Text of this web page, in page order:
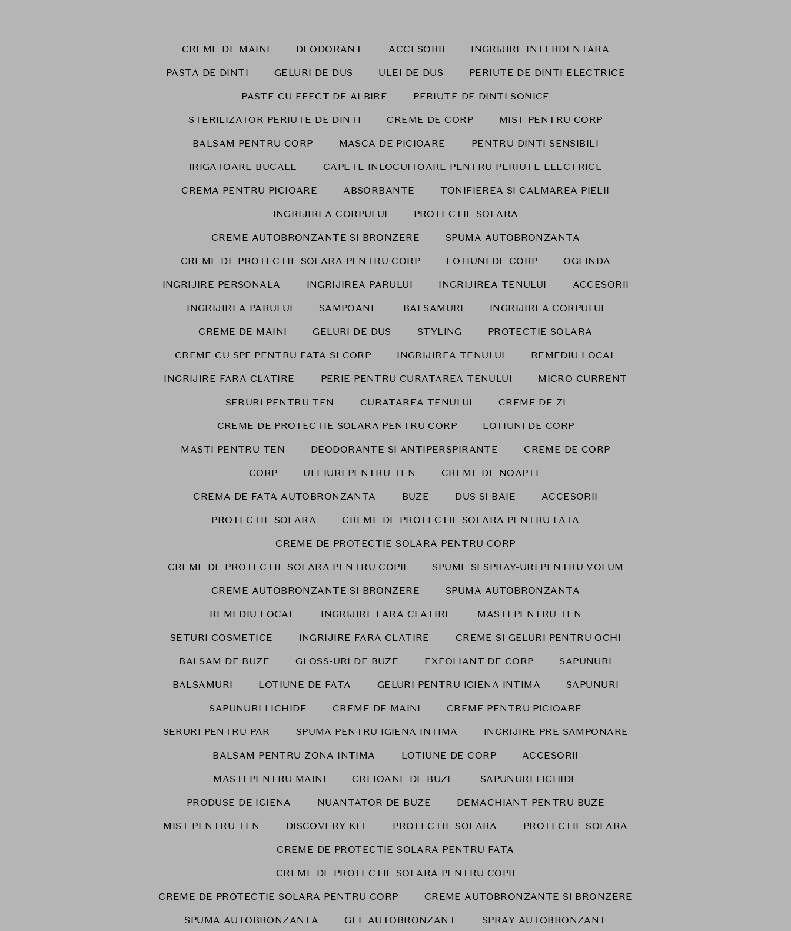
CREME DE MAINI DEODORANT ACCESORII
INGRIJIRE INTERDENTARA
PASTA DE DINTI
GELURI DE DUS ULEI DE DUS
PERIUTE DE DINTI ELECTRICE
PASTE CU EFECT DE ALBIRE
PERIUTE DE DINTI SONICE
STERILIZATOR PERIUTE DE DINTI
CREME DE CORP
MIST PENTRU CORP
BALSAM PENTRU CORP
MASCA DE PICIOARE
PENTRU DINTI SENSIBILI
IRIGATOARE BUCALE
CAPETE INLOCUITOARE PENTRU PERIUTE ELECTRICE
CREMA PENTRU PICIOARE
ABSORBANTE
TONIFIEREA SI CALMAREA PIELII
INGRIJIREA CORPULUI
PROTECTIE SOLARA
CREME AUTOBRONZANTE SI BRONZERE
SPUMA AUTOBRONZANTA
CREME DE PROTECTIE SOLARA PENTRU CORP
LOTIUNI DE CORP
OGLINDA
INGRIJIRE PERSONALA
INGRIJIREA PARULUI INGRIJIREA TENULUI
ACCESORII
INGRIJIREA PARULUI
SAMPOANE BALSAMURI
INGRIJIREA CORPULUI
CREME DE MAINI
GELURI DE DUS STYLING
PROTECTIE SOLARA
CREME CU SPF PENTRU FATA SI CORP
INGRIJIREA TENULUI
REMEDIU LOCAL
INGRIJIRE FARA CLATIRE
PERIE PENTRU CURATAREA TENULUI
MICRO CURRENT
SERURI PENTRU TEN
CURATAREA TENULUI
CREME DE ZI
CREME DE PROTECTIE SOLARA PENTRU CORP
LOTIUNI DE CORP
MASTI PENTRU TEN
DEODORANTE SI ANTIPERSPIRANTE
CREME DE CORP
CORP
ULEIURI PENTRU TEN
CREME DE NOAPTE
CREMA DE FATA AUTOBRONZANTA
BUZE DUS SI BAIE
ACCESORII
PROTECTIE SOLARA
CREME DE PROTECTIE SOLARA PENTRU FATA
CREME DE PROTECTIE SOLARA PENTRU CORP
CREME DE PROTECTIE SOLARA PENTRU COPII
SPUME SI SPRAY-URI PENTRU VOLUM
CREME AUTOBRONZANTE SI BRONZERE
SPUMA AUTOBRONZANTA
REMEDIU LOCAL
INGRIJIRE FARA CLATIRE
MASTI PENTRU TEN
SETURI COSMETICE
INGRIJIRE FARA CLATIRE
CREME SI GELURI PENTRU OCHI
BALSAM DE BUZE
GLOSS-URI DE BUZE EXFOLIANT DE CORP
SAPUNURI
BALSAMURI
LOTIUNE DE FATA GELURI PENTRU IGIENA INTIMA
SAPUNURI
SAPUNURI LICHIDE
CREME DE MAINI
CREME PENTRU PICIOARE
SERURI PENTRU PAR
SPUMA PENTRU IGIENA INTIMA
INGRIJIRE PRE SAMPONARE
BALSAM PENTRU ZONA INTIMA
LOTIUNE DE CORP
ACCESORII
MASTI PENTRU MAINI
CREIOANE DE BUZE
SAPUNURI LICHIDE
PRODUSE DE IGIENA
NUANTATOR DE BUZE
DEMACHIANT PENTRU BUZE
MIST PENTRU TEN
DISCOVERY KIT PROTECTIE SOLARA
PROTECTIE SOLARA
CREME DE PROTECTIE SOLARA PENTRU FATA
CREME DE PROTECTIE SOLARA PENTRU COPII
CREME DE PROTECTIE SOLARA PENTRU CORP
CREME AUTOBRONZANTE SI BRONZERE
SPUMA AUTOBRONZANTA
GEL AUTOBRONZANT
SPRAY AUTOBRONZANT